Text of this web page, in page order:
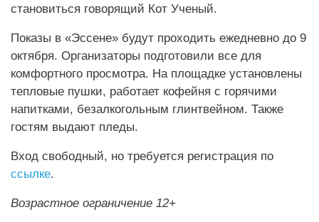
становиться говорящий Кот Ученый.
Показы в «Эссене» будут проходить ежедневно до 9
октября. Организаторы подготовили все для
комфортного просмотра. На площадке установлены
тепловые пушки, работает кофейня с горячими
напитками, безалкогольным глинтвейном. Также
гостям выдают пледы.
Вход свободный, но требуется регистрация по
ссылке.
Возрастное ограничение 12+